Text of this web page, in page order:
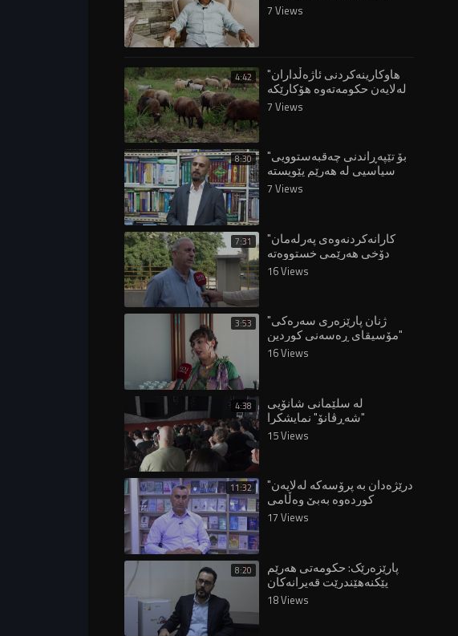
7 Views
4:42 "هاوکارینەکردنی ئاژەڵداران
لەلایەن حکومەتەوە هۆکارێکە
بۆ چۆڵبوونی گوندەکان" 7 Views
8:30 "بۆ تێپەڕاندنی چەقبەستوویی
سیاسیی لە هەرێم پێویستە
7 Views
7:31 "کارانەکردنەوەی پەرلەمان
دۆخی هەرێمی خستووەتە
حاڵەتی پاشاگەردانییەوە" 16 Views
3:53 "ژنان پارێزەری سەرەکی
مۆسیقای ڕەسەنی کوردین"
16 Views
4:38 لە سلێمانی شانۆیی
"شەڕڤانۆ" نمایشکرا
15 Views
11:32 "درێژەدان بە پرۆسەکە لەلایەن
کوردەوە بەبێ وەڵامی
17 Views
8:20 پارێزەرێک: حکومەتی هەرێم
پێکنەهێندرێت قەیرانەکان
18 Views